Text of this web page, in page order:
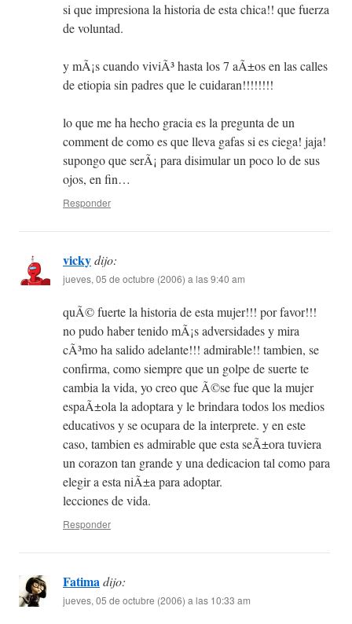
si que impresiona la historia de esta chica!! que fuerza
de voluntad.
y mÃ¡s cuando viviÃ³ hasta los 7 aÃ±os en las calles
de etiopia sin padres que le cuidaran!!!!!!!!
lo que me ha hecho gracia es la pregunta de un
comment de como es que lleva gafas si es ciega! jaja!
supongo que serÃ¡ para disimular un poco lo de sus
ojos, en fin…
Responder
vickydijo:
jueves, 05 de octubre (2006) a las 9:40 am
quÃ© fuerte la historia de esta mujer!!! por favor!!!
no pudo haber tenido mÃ¡s adversidades y mira
cÃ³mo ha salido adelante!!! admirable!! tambien, se
confirma, como siempre que un golpe de suerte te
cambia la vida, yo creo que Ã©se fue que la mujer
espaÃ±ola la adoptara y le brindara todos los medios
educativos y se ocupara de la interprete. y en este
caso, tambien es admirable que esta seÃ±ora tuviera
un corazon tan grande y una dedicacion tal como para
elegir a esta niÃ±a para adoptar.
lecciones de vida.
Responder
Fatimadijo:
jueves, 05 de octubre (2006) a las 10:33 am